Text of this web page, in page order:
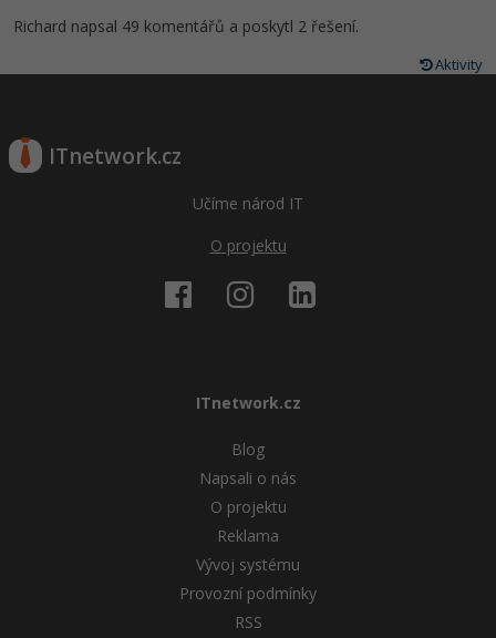
Richard napsal 49 komentářů a poskytl 2 řešení.
Aktivity
ITnetwork.cz
Učíme národ IT
O projektu
ITnetwork.cz
Blog
Napsali o nás
O projektu
Reklama
Vývoj systému
Provozní podmínky
RSS